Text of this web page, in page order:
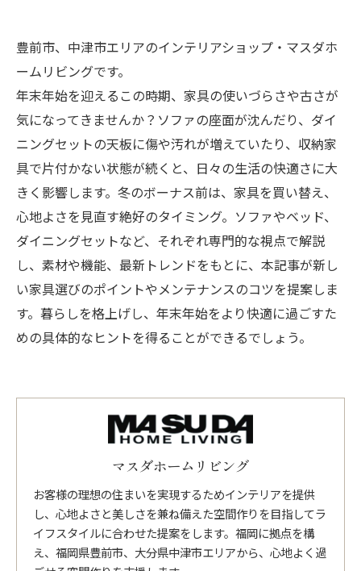
豊前市、中津市エリアのインテリアショップ・マスダホ
ームリビングです。
年末年始を迎えるこの時期、家具の使いづらさや古さが
気になってきませんか？ソファの座面が沈んだり、ダイ
ニングセットの天板に傷や汚れが増えていたり、収納家
具で片付かない状態が続くと、日々の生活の快適さに大
きく影響します。冬のボーナス前は、家具を買い替え、
心地よさを見直す絶好のタイミング。ソファやベッド、
ダイニングセットなど、それぞれ専門的な視点で解説
し、素材や機能、最新トレンドをもとに、本記事が新し
い家具選びのポイントやメンテナンスのコツを提案しま
す。暮らしを格上げし、年末年始をより快適に過ごすた
めの具体的なヒントを得ることができるでしょう。
マスダホームリビング
お客様の理想の住まいを実現するためインテリアを提供
し、心地よさと美しさを兼ね備えた空間作りを目指してラ
イフスタイルに合わせた提案をします。福岡に拠点を構
え、福岡県豊前市、大分県中津市エリアから、心地よく過